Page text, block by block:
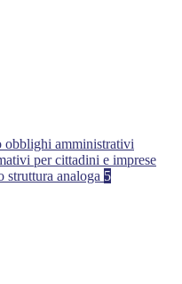
obblighi amministrativi
per cittadini e imprese
analoga 5